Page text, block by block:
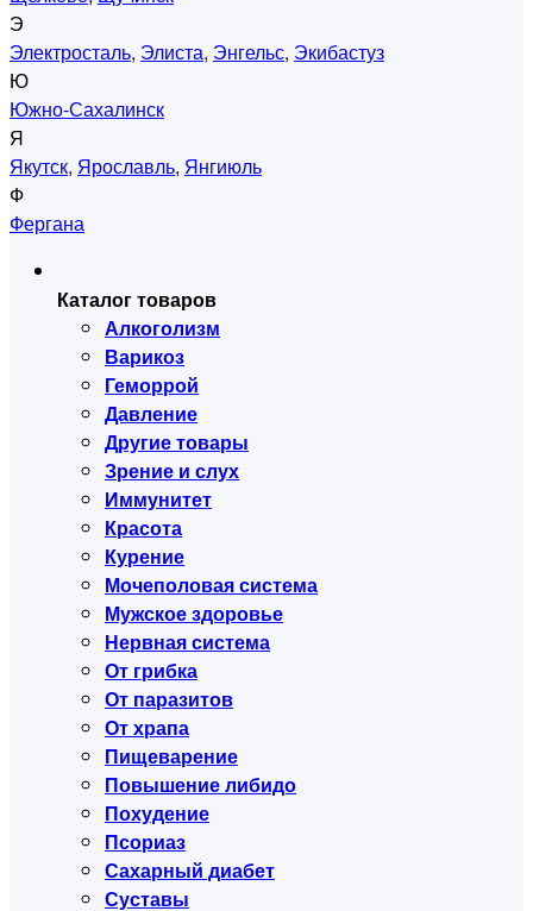
Э
Электросталь, Элиста, Энгельс, Экибастуз
Ю
Южно-Сахалинск
Я
Якутск, Ярославль, Янгиюль
Ф
Фергана
Каталог товаров
Алкоголизм
Варикоз
Геморрой
Давление
Другие товары
Зрение и слух
Иммунитет
Красота
Курение
Мочеполовая система
Мужское здоровье
Нервная система
От грибка
От паразитов
От храпа
Пищеварение
Повышение либидо
Похудение
Псориаз
Сахарный диабет
Суставы